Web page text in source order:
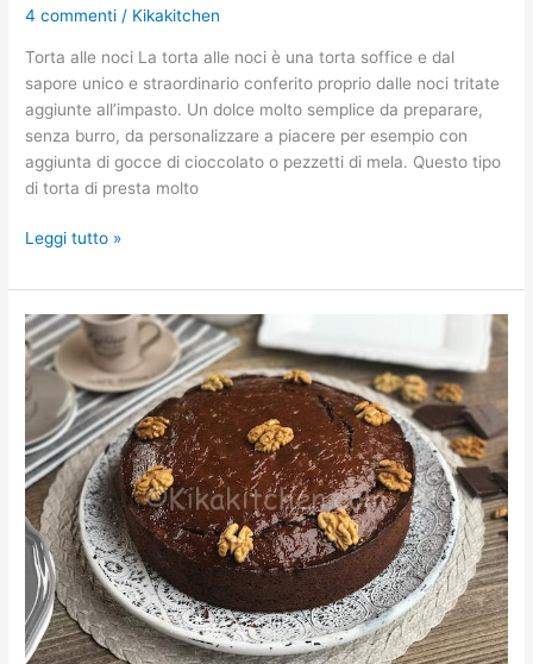
4 commenti / Kikakitchen
Torta alle noci La torta alle noci è una torta soffice e dal
sapore unico e straordinario conferito proprio dalle noci tritate
aggiunte all’impasto. Un dolce molto semplice da preparare,
senza burro, da personalizzare a piacere per esempio con
aggiunta di gocce di cioccolato o pezzetti di mela. Questo tipo
di torta di presta molto
Leggi tutto »
Torta
noci
e
cioccolato
fondente.
Ricetta
facile